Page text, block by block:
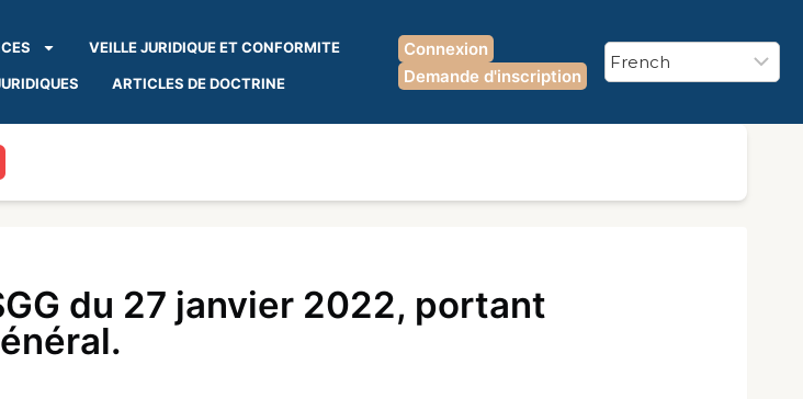
VEILLE JURIDIQUE ET CONFORMITE
ARTICLES DE DOCTRINE
Connexion
Demande d'inscription
du 27 janvier 2022, portant